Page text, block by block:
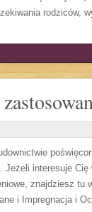
rodziców,
interesuje
znajdziesz tu
i Impregnacja i